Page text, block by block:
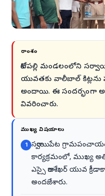
సారాంశం
కోటపల్లి మండలంలోని
యువతకు వాలీబాల్ కిట్లను
అందాయి. ఈ సందర్భంగా
వివరించారు.
ముఖ్య విషయాలు
1
సర్వాయిపేట
కార్యక్రమంలో, ముఖ్య
ఎస్సై రాజశేఖర్ యువ
అందజేశారు.